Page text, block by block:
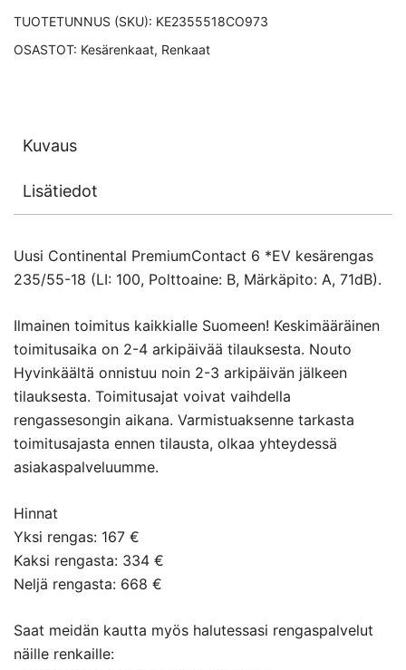
TUOTETUNNUS (SKU): KE2355518CO973
OSASTOT: Kesärenkaat, Renkaat
Kuvaus
Lisätiedot
Uusi Continental PremiumContact 6 *EV kesärengas
235/55-18 (LI: 100, Polttoaine: B, Märkäpito: A, 71dB).
Ilmainen toimitus kaikkialle Suomeen! Keskimääräinen
toimitusaika on 2-4 arkipäivää tilauksesta. Nouto
Hyvinkäältä onnistuu noin 2-3 arkipäivän jälkeen
tilauksesta. Toimitusajat voivat vaihdella
rengassesongin aikana. Varmistuaksenne tarkasta
toimitusajasta ennen tilausta, olkaa yhteydessä
asiakaspalveluumme.
Hinnat
Yksi rengas: 167 €
Kaksi rengasta: 334 €
Neljä rengasta: 668 €
Saat meidän kautta myös halutessasi rengaspalvelut
näille renkaille: